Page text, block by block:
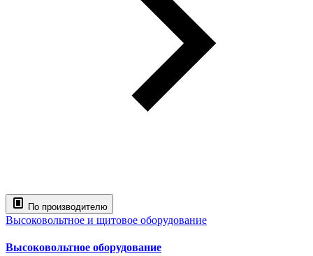
По производителю
Высоковольтное и щитовое оборудование
Высоковольтное оборудование